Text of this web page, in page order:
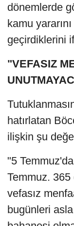
dönemlerde
kamu
geçirdiklerini
"VEFASIZ
hatırlatan
ilişkin şu
"5
Temmuz. 365
vefasız
bugünleri